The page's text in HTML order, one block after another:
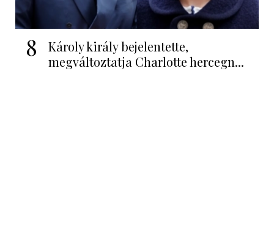
8
Károly király bejelentette,
megváltoztatja Charlotte hercegn...